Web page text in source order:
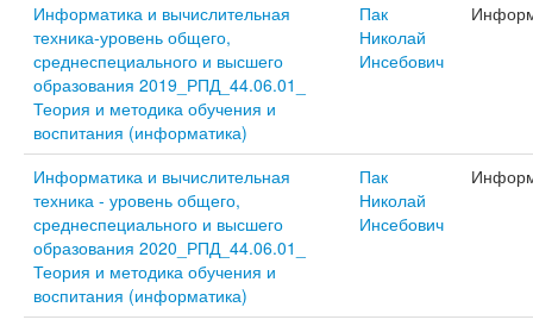
Информатика и вычислительная
техника-уровень общего,
среднеспециального и высшего
образования 2019_РПД_44.06.01_
Теория и методика обучения и
воспитания (информатика)
Пак
Николай
Инсебович
Информатика и вычислительная
техника - уровень общего,
среднеспециального и высшего
образования 2020_РПД_44.06.01_
Теория и методика обучения и
воспитания (информатика)
Пак
Николай
Инсебович